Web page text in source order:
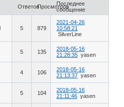
ОтветовПросмотровПоследнее
сообщение
5 879
2021-04-26
10:58:21
SilverLine
5 135
2018-05-16
21:28:35 yasen
4 106
2018-05-16
21:13:37 yasen
5 104
2018-05-16
21:11:46 yasen